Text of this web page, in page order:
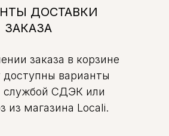
ДОСТАВКИ
ЗАКАЗА
заказа в корзине
доступны варианты
службой СДЭК или
из магазина Locali.